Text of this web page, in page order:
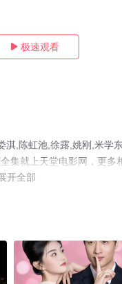
 极速观看
,陈虹池,徐露,姚刚,米学
集就上天堂电影网，更
开全部